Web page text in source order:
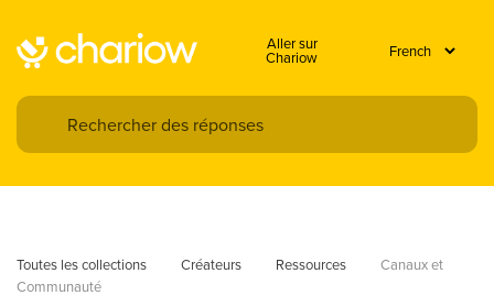
Aller sur
Chariow
Toutes les collections Créateurs Ressources
Canaux et
Communauté